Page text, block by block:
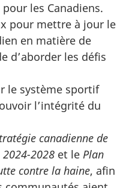
les Canadiens.
pour mettre à jour le
en matière de
d’aborder les défis
le système sportif
l’intégrité du
canadienne de
2028 et le Plan
contre la haine, afin